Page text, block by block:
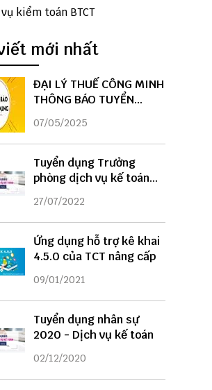
kiểm toán BTCT
mới nhất
ĐẠI LÝ THUẾ CÔNG MINH
THÔNG BÁO TUYỂN
DỤNG
07/05/2025
Tuyển dụng Trưởng
phòng dịch vụ kế toán
năm 2022
27/07/2022
Ứng dụng hỗ trợ kê khai
4.5.0 của TCT nâng cấp
09/01/2021
Tuyển dụng nhân sự
2020 - Dịch vụ kế toán
02/12/2020